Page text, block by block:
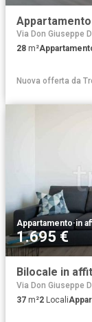
Via Don Giuseppe
28 m²
Nuova offerta da
Appartamento·in
1.695 €
Bilocale in
Via Don Giuseppe
37 m²2 Locali